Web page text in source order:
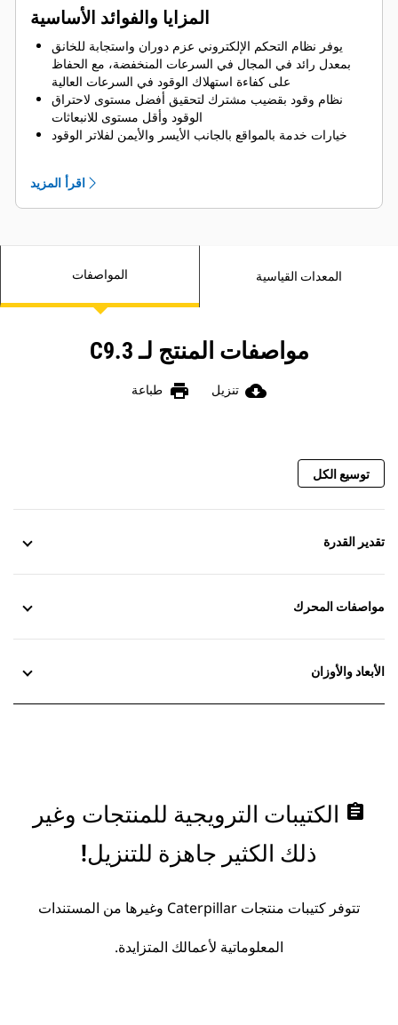
المزايا والفوائد الأساسية
يوفر نظام التحكم الإلكتروني عزم دوران واستجابة للخانق
بمعدل رائد في المجال في السرعات المنخفضة، مع الحفاظ
على كفاءة استهلاك الوقود في السرعات العالية
نظام وقود بقضيب مشترك لتحقيق أفضل مستوى لاحتراق
الوقود وأقل مستوى للانبعاثات
خيارات خدمة بالمواقع بالجانب الأيسر والأيمن لفلاتر الوقود
إلى مواضع الخدمة
لوحة عرض متوفرة يتم تركيبها عن بعد مع إمكانية بدء التشغيل
نظام كهربائي بجهد 12 فولت أو 24 فولت
اقرأ المزيد
المواصفات المعدات القياسية
مواصفات المنتج لـ C9.3
cloud_download تنزيل print طباعة
توسيع الكل
تقدير القدرة
مواصفات المحرك
الأبعاد والأوزان
assignment الكتيبات الترويجية للمنتجات وغير
ذلك الكثير جاهزة للتنزيل!
تتوفر كتيبات منتجات Caterpillar وغيرها من المستندات
المعلوماتية لأعمالك المتزايدة.